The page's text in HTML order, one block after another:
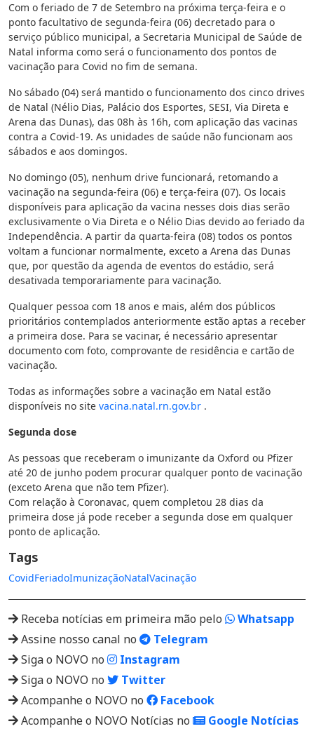
Com o feriado de 7 de Setembro na próxima terça-feira e o
ponto facultativo de segunda-feira (06) decretado para o
serviço público municipal, a Secretaria Municipal de Saúde de
Natal informa como será o funcionamento dos pontos de
vacinação para Covid no fim de semana.
No sábado (04) será mantido o funcionamento dos cinco drives
de Natal (Nélio Dias, Palácio dos Esportes, SESI, Via Direta e
Arena das Dunas), das 08h às 16h, com aplicação das vacinas
contra a Covid-19. As unidades de saúde não funcionam aos
sábados e aos domingos.
No domingo (05), nenhum drive funcionará, retomando a
vacinação na segunda-feira (06) e terça-feira (07). Os locais
disponíveis para aplicação da vacina nesses dois dias serão
exclusivamente o Via Direta e o Nélio Dias devido ao feriado da
Independência. A partir da quarta-feira (08) todos os pontos
voltam a funcionar normalmente, exceto a Arena das Dunas
que, por questão da agenda de eventos do estádio, será
desativada temporariamente para vacinação.
Qualquer pessoa com 18 anos e mais, além dos públicos
prioritários contemplados anteriormente estão aptas a receber
a primeira dose. Para se vacinar, é necessário apresentar
documento com foto, comprovante de residência e cartão de
vacinação.
Todas as informações sobre a vacinação em Natal estão
disponíveis no site vacina.natal.rn.gov.br .
Segunda dose
As pessoas que receberam o imunizante da Oxford ou Pfizer
até 20 de junho podem procurar qualquer ponto de vacinação
(exceto Arena que não tem Pfizer).
Com relação à Coronavac, quem completou 28 dias da
primeira dose já pode receber a segunda dose em qualquer
ponto de aplicação.
Tags
CovidFeriadoImunizaçãoNatalVacinação
Receba notícias em primeira mão pelo
Whatsapp
Assine nosso canal no
Telegram
Siga o NOVO no
Instagram
Siga o NOVO no
Twitter
Acompanhe o NOVO no
Facebook
Acompanhe o NOVO Notícias no
Google Notícias